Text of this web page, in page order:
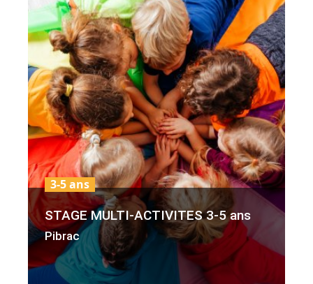
STAGE MULTI-ACTIVITES 3-5 ans
Pibrac
3-5 ans